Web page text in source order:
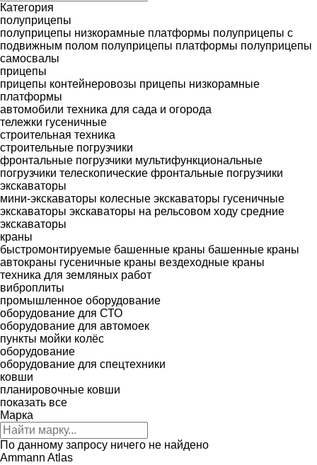
Категория
полуприцепы
полуприцепы низкорамные платформы полуприцепы с
подвижным полом полуприцепы платформы полуприцепы
самосвалы
прицепы
прицепы контейнеровозы прицепы низкорамные
платформы
автомобили техника для сада и огорода
тележки гусеничные
строительная техника
строительные погрузчики
фронтальные погрузчики мультифункциональные
погрузчики телескопические фронтальные погрузчики
экскаваторы
мини-экскаваторы колесные экскаваторы гусеничные
экскаваторы экскаваторы на рельсовом ходу средние
экскаваторы
краны
быстромонтируемые башенные краны башенные краны
автокраны гусеничные краны вездеходные краны
техника для земляных работ
виброплиты
промышленное оборудование
оборудование для СТО
оборудование для автомоек
пункты мойки колёс
оборудование
оборудование для спецтехники
ковши
планировочные ковши
показать все
Марка
По данному запросу ничего не найдено
Ammann Atlas